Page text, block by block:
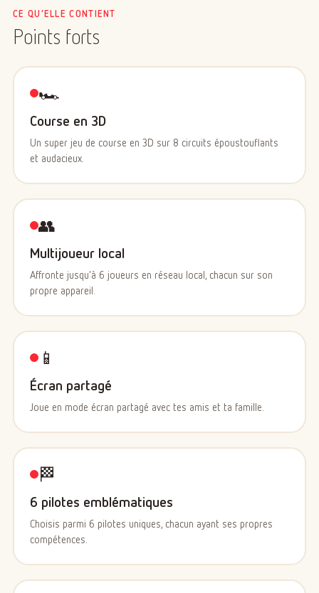
CE QU’ELLE CONTIENT
Points forts
🏎️
Course en 3D
Un super jeu de course en 3D sur 8 circuits époustouflants
et audacieux.
👥
Multijoueur local
Affronte jusqu'à 6 joueurs en réseau local, chacun sur son
propre appareil.
📱
Écran partagé
Joue en mode écran partagé avec tes amis et ta famille.
🏁
6 pilotes emblématiques
Choisis parmi 6 pilotes uniques, chacun ayant ses propres
compétences.